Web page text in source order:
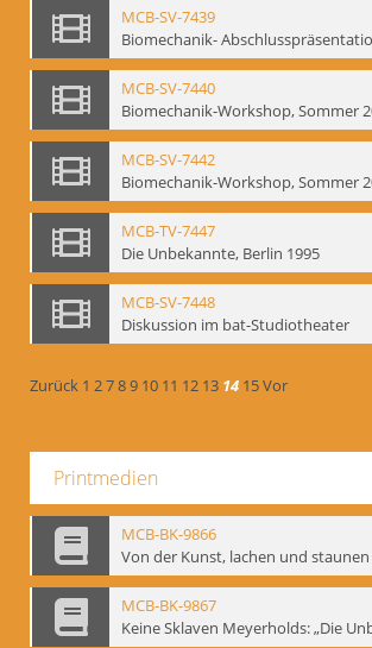
MCB-SV-7439
MCB-SV-7440
MCB-SV-7442
MCB-TV-7447
Die Unbekannte, Berlin 1995
MCB-SV-7448
Diskussion im bat-Studiotheater
Zurück 1 2789 10 11 12 13 14 15Vor
Printmedien
MCB-BK-9866
MCB-BK-9867